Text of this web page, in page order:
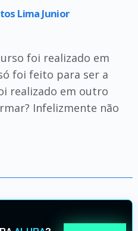
Lima Junior
foi realizado em
foi feito para ser a
realizado em outro
Infelizmente não